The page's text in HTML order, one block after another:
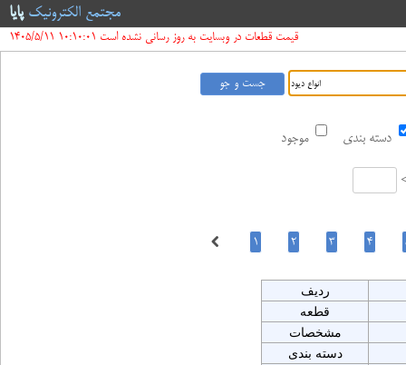
مجتمع الکترونیکپایا
قیمت قطعات در وبسایت به روز رسانی نشده است 10:10:01 1405/5/11
موجود دسته بندی
ردیف
قطعه
مشخصات
دسته بندی